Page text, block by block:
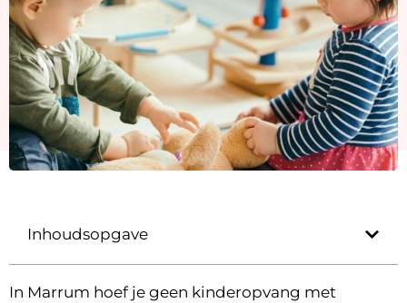
Inhoudsopgave
In Marrum hoef je geen kinderopvang met